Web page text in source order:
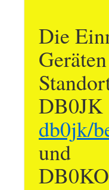
Die
db0jk/
und